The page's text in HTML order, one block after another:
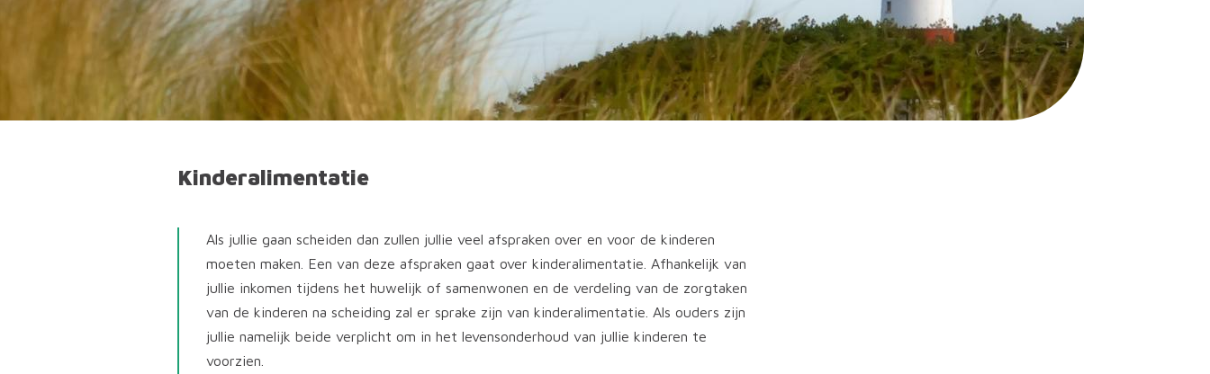
Kinderalimentatie
Als jullie gaan scheiden dan zullen jullie veel afspraken over en voor de kinderen
moeten maken. Een van deze afspraken gaat over kinderalimentatie. Afhankelijk van
jullie inkomen tijdens het huwelijk of samenwonen en de verdeling van de zorgtaken
van de kinderen na scheiding zal er sprake zijn van kinderalimentatie. Als ouders zijn
jullie namelijk beide verplicht om in het levensonderhoud van jullie kinderen te
voorzien.